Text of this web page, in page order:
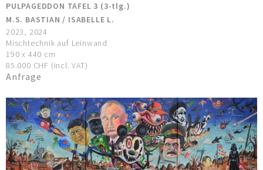
PULPAGEDDON TAFEL 3 (3-tlg.)
M.S. BASTIAN / ISABELLE L.
2023, 2024
Mischtechnik auf Leinwand
190 x 440 cm
85.000 CHF (incl. VAT)
Anfrage